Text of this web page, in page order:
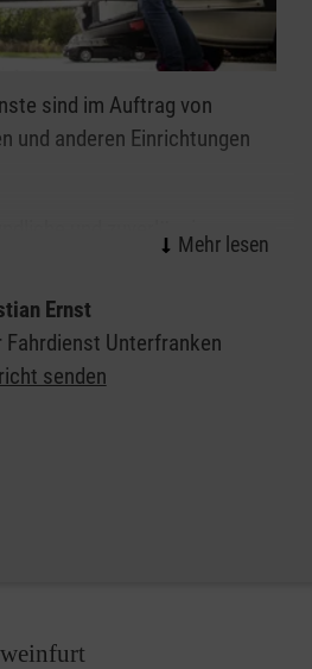
sind im Auftrag von
und anderen Einrichtungen
und zuverlässige
Betreuung der
- vor, während und nach
und Umgebung.
Ernst
Fahrdienst Unterfranken
senden